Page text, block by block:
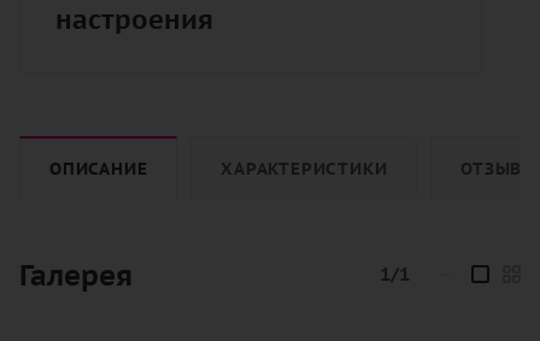
настроения
ОПИСАНИЕ ХАРАКТЕРИСТИКИ ОТЗЫВЫ
Галерея 1/1